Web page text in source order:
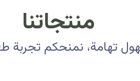
منتجاتنا
تهامة، نمنحكم تجربة